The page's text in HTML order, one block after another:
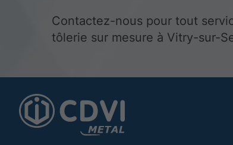
Contactez-nous pour tout
tôlerie sur mesure à Vitry-sur-